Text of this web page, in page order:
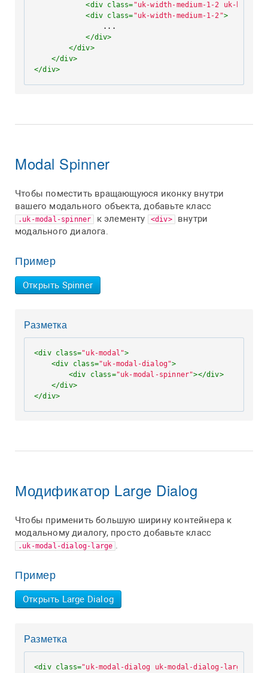
<div class= "uk-width-medium-1-2 uk-
<div class= "uk-width-medium-1-2">
                ...
</div>
</div>
</div>
</div>
Modal Spinner
Чтобы поместить вращающуюся иконку внутри
вашего модального объекта, добавьте класс
.uk-modal-spinner к элементу <div>
внутри
модального диалога.
Пример
Открыть Spinner
Разметка
<div class="uk-modal">
<div class="uk-modal-dialog">
<div class="uk-modal-spinner"></div>
</div>
</div>
Модификатор Large Dialog
Чтобы применить большую ширину контейнера к
модальному диалогу, просто добавьте класс
.uk-modal-dialog-large .
Пример
Открыть Large Dialog
Разметка
<div class="uk-modal-dialog uk-modal-dialog-large"